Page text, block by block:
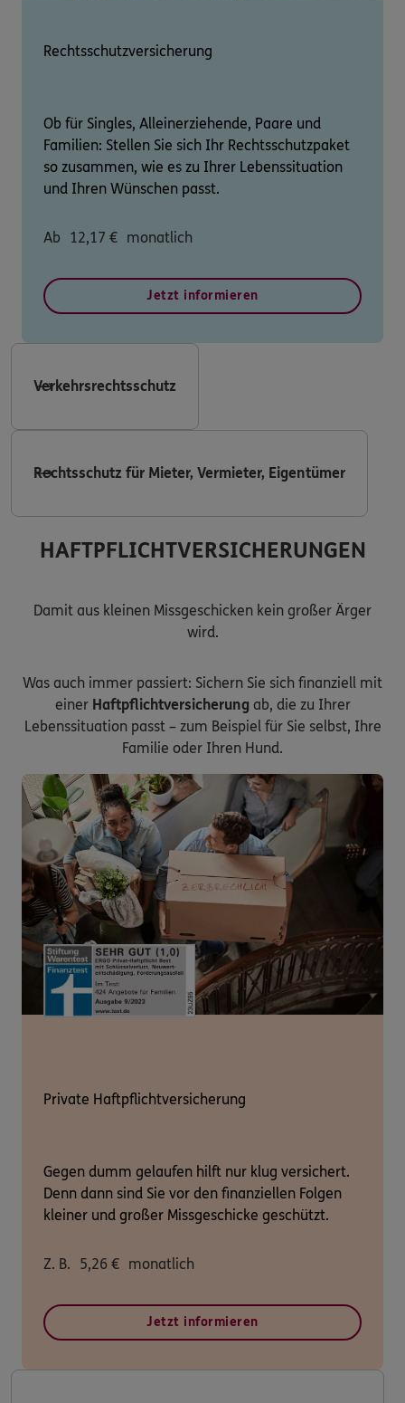
Rechtsschutzversicherung
Ob für Singles, Alleinerziehende, Paare und
Familien: Stellen Sie sich Ihr Rechtsschutzpaket
so zusammen, wie es zu Ihrer Lebenssituation
und Ihren Wünschen passt.
Ab 12,17 € monatlich
Jetzt informieren
Verkehrsrechtsschutz
Rechtsschutz für Mieter, Vermieter, Eigentümer
HAFTPFLICHTVERSICHERUNGEN
Damit aus kleinen Missgeschicken kein großer Ärger
wird.
Was auch immer passiert: Sichern Sie sich finanziell mit
einer Haftpflichtversicherung ab, die zu Ihrer
Lebenssituation passt – zum Beispiel für Sie selbst, Ihre
Familie oder Ihren Hund.
Private Haftpflichtversicherung
Gegen dumm gelaufen hilft nur klug versichert.
Denn dann sind Sie vor den finanziellen Folgen
kleiner und großer Missgeschicke geschützt.
Z. B. 5,26 € monatlich
Jetzt informieren